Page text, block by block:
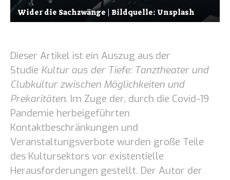
Wider die Sachzwänge | Bildquelle: Unsplash
Dieser Artikel ist ein Auszug aus der
Studie Kultur aus der Tiefe: Tanztheater und
Clubkultur zwischen Möglichkeiten und
Prekaritäten. Im Zuge der, durch die Covid-19
Pandemie herbeigeführten
Kontaktbeschränkungen und
Veranstaltungsverbote wurden große Teile
des Kultursektors vor existentielle
Herausforderungen gestellt. Der Autor der